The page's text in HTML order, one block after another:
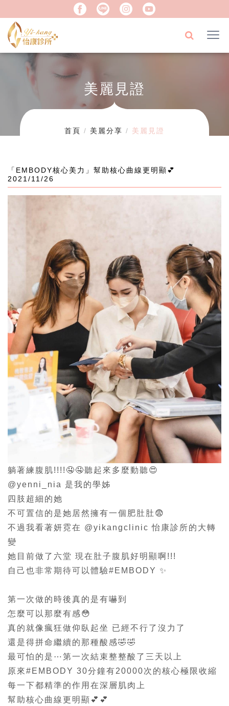
美麗見證
首頁 美麗分享 美麗見證
「EMBODY核心美力」幫助核心曲線更明顯💕
2021/11/26
躺著練腹肌!!!!🤤🤤聽起來多麼動聽😍
@yenni_nia 是我的學姊
四肢超細的她
不可置信的是她居然擁有一個肥肚肚😨
不過我看著妍霓在 @yikangclinic 怡康診所的大轉
變
她目前做了六堂 現在肚子腹肌好明顯啊!!!
自己也非常期待可以體驗#EMBODY ✨
第一次做的時後真的是有嚇到
怎麼可以那麼有感😳
真的就像瘋狂做仰臥起坐 已經不行了沒力了
還是得拼命繼續的那種酸感🤣🤣
最可怕的是⋯第一次結束整整酸了三天以上
原來#EMBODY 30分鐘有20000次的核心極限收縮
每一下都精準的作用在深層肌肉上
幫助核心曲線更明顯💕💕